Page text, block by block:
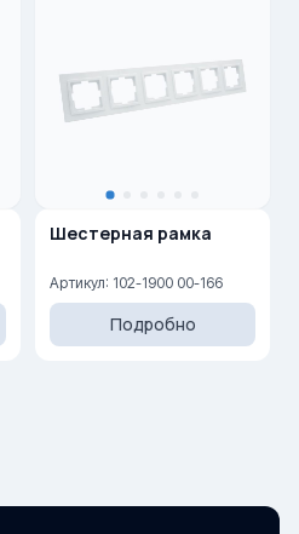
Шестерная рамка
Артикул: 102-1900 00-166
Подробно